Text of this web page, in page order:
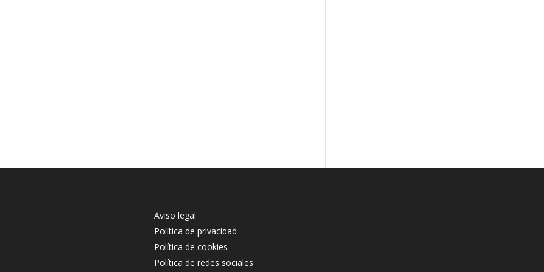
Aviso legal
Política de privacidad
Política de cookies
Política de redes sociales